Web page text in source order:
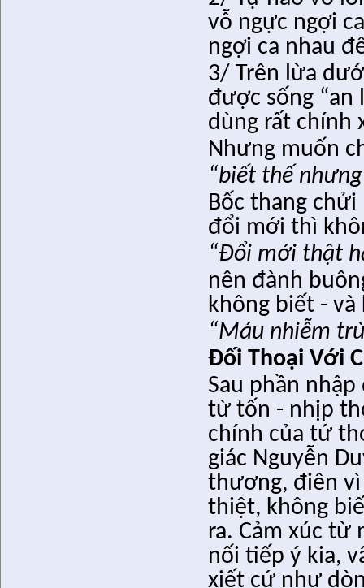
vỗ ngực ngợi
ngợi ca nhau
3/ Trên lừa
được sống “an
dùng rất chính
Nhưng muốn
“biết thế
Bốc thang
đổi mới thì
“Đổi mới thật
nên đành
không biết -
“Máu nhiễm
Đối Thoại Với
Sau phần
từ tốn - nhịp
chính của tứ
giác Nguyễn
thương, điên
thiệt, không
ra. Cảm xúc từ
nối tiếp ý kia,
xiết cứ như